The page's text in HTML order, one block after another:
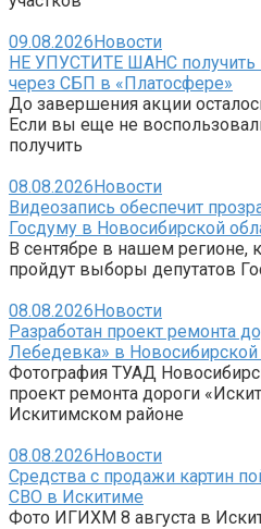
09.08.2026Новости
НЕ УПУСТИТЕ ШАНС получить
через СБП в «Платосфере»
До завершения акции
Если вы еще не
получить
08.08.2026Новости
Видеозапись обеспечит
Госдуму в Новосибирской
В сентябре в нашем регионе,
пройдут выборы депутатов
08.08.2026Новости
Разработан проект ремонта
Лебедевка» в Новосибирской
Фотография ТУАД
проект ремонта дороги
Искитимском районе
08.08.2026Новости
Средства с продажи картин
СВО в Искитиме
Фото ИГИХМ 8 августа в